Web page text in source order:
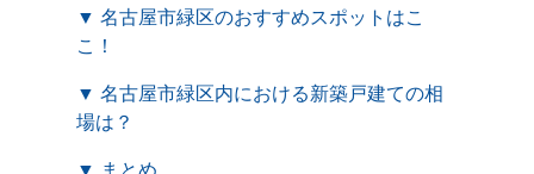
▼ 名古屋市緑区のおすすめスポットはこ
こ！
▼ 名古屋市緑区内における新築戸建ての相
場は？
▼ まとめ